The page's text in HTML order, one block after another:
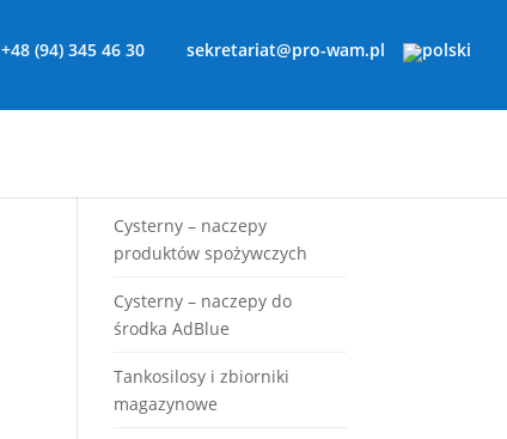
+48 (94) 345 46 30 sekretariat@pro-wam.pl
Cysterny – naczepy
produktów spożywczych
Cysterny – naczepy do
środka AdBlue
Tankosilosy i zbiorniki
magazynowe